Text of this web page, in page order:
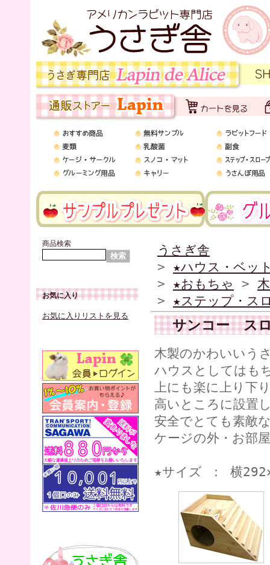
商品検索
お気に入り
お気に入りリストを見る
うさぎ舎
> ★ハウス・ベッ
> ★おもちゃ >
> ★ステップ・ス
サンコー ス
木製のかわいいう
ハウスとしてはも
上にも楽に上り下
高いところに設置
安全でとても素敵
ケージの外・お部
★サイズ ： 横